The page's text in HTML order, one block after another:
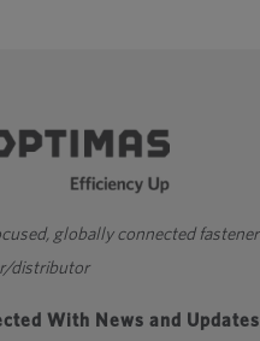
globally connected fastener
distributor
With News and Updates